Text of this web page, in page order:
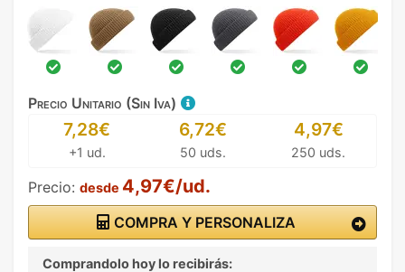
Precio Unitario (Sin Iva)
7,28€
+1 ud.
6,72€
50 uds.
4,97€
250 uds.
Precio: desde 4,97€/ud.
COMPRA Y PERSONALIZA
Comprandolo hoy lo recibirás: